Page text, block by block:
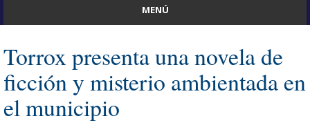
MENÚ
Torrox presenta una novela de
ficción y misterio ambientada en
el municipio